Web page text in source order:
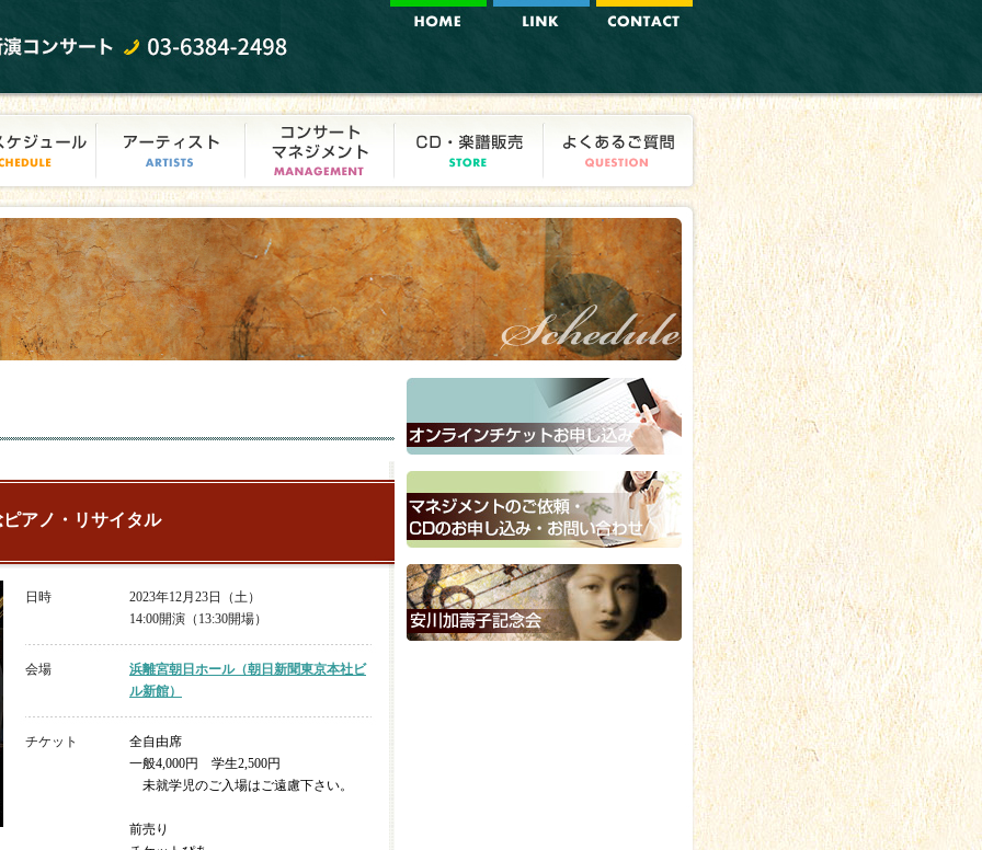
アノ・リサイタル
日時
2023年12月23日（土）
14:00開演（13:30開場）
会場
浜離宮朝日ホール（朝日新聞東京本社ビ
ル新館）
チケット
全自由席
一般4,000円 学生2,500円
未就学児のご入場はご遠慮下さい。
前売り